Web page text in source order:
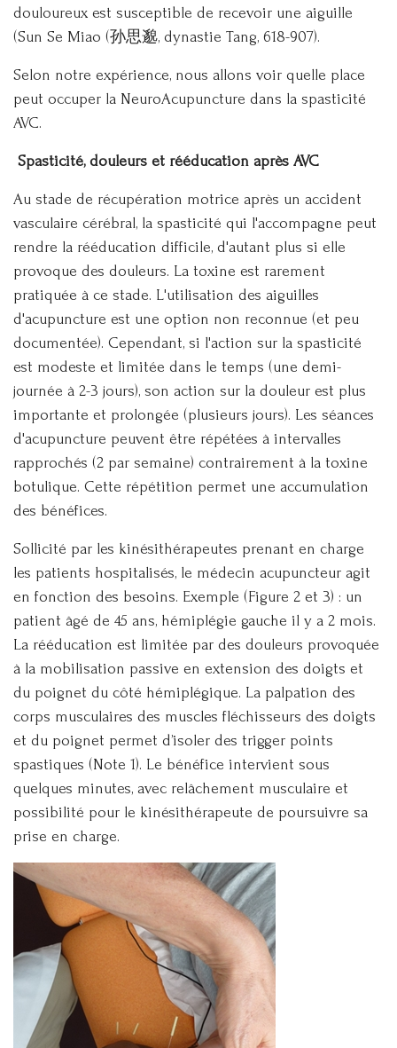
douloureux est susceptible de recevoir une aiguille
(Sun Se Miao (孙思邈, dynastie Tang, 618-907).
Selon notre expérience, nous allons voir quelle place
peut occuper la NeuroAcupuncture dans la spasticité
AVC.
Spasticité, douleurs et rééducation après AVC
Au stade de récupération motrice après un accident
vasculaire cérébral, la spasticité qui l'accompagne peut
rendre la rééducation difficile, d'autant plus si elle
provoque des douleurs. La toxine est rarement
pratiquée à ce stade. L'utilisation des aiguilles
d'acupuncture est une option non reconnue (et peu
documentée). Cependant, si l'action sur la spasticité
est modeste et limitée dans le temps (une demi-
journée à 2-3 jours), son action sur la douleur est plus
importante et prolongée (plusieurs jours). Les séances
d'acupuncture peuvent être répétées à intervalles
rapprochés (2 par semaine) contrairement à la toxine
botulique. Cette répétition permet une accumulation
des bénéfices.
Sollicité par les kinésithérapeutes prenant en charge
les patients hospitalisés, le médecin acupuncteur agit
en fonction des besoins. Exemple (Figure 2 et 3) : un
patient âgé de 45 ans, hémiplégie gauche il y a 2 mois.
La rééducation est limitée par des douleurs provoquée
à la mobilisation passive en extension des doigts et
du poignet du côté hémiplégique. La palpation des
corps musculaires des muscles fléchisseurs des doigts
et du poignet permet d’isoler des trigger points
spastiques (Note 1). Le bénéfice intervient sous
quelques minutes, avec relâchement musculaire et
possibilité pour le kinésithérapeute de poursuivre sa
prise en charge.